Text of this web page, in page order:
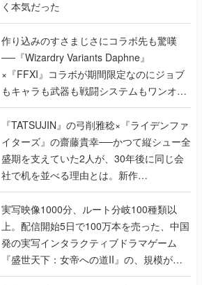
く本気だった
作り込みのすさまじさにコラボ先も驚嘆
──『Wizardry Variants Daphne』
×『FFXI』コラボが期間限定なのにジョブ
もキャラも武器も戦闘システムもワンオフ
で作り込まれた理由を両ディレクターに聞
く
『TATSUJIN』の弓削雅稔×『ライデンファ
イターズ』の齋藤貴幸──かつて縦シュー全
盛期を支えていた2人が、30年後に同じ会
社で机を並べる理由とは。新作
『TATSUJIN EXTREME』で初タッグを組
んだレジェンド2人に訊く開発秘話
実写映像1000分、ルート分岐100種類以
上。配信開始5日で100万本を売った、中国
発の実写インタラクティブドラマゲーム
『盛世天下：女帝への道II』の、規模が違
うこだわりをプロデューサーに聞いた